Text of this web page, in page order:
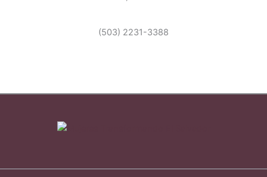
(503) 2231-3388